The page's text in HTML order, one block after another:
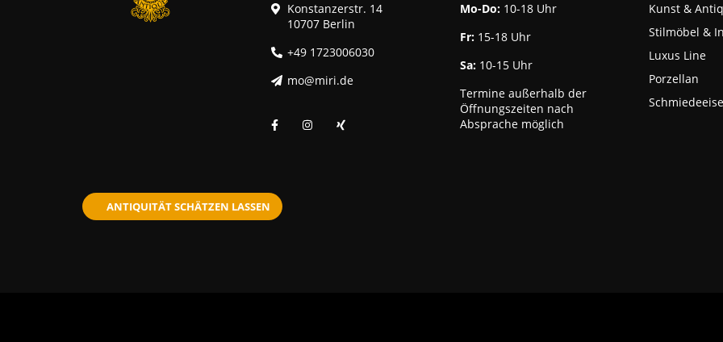
Konstanzerstr. 14
10707 Berlin
+49 1723006030
mo@miri.de
Mo-Do: 10-18 Uhr
Fr: 15-18 Uhr
Sa: 10-15 Uhr
Termine außerhalb der
Öffnungszeiten nach
Absprache möglich
Kunst &
Stilmöbel &
Luxus Line
Porzellan
ANTIQUITÄT SCHÄTZEN LASSEN